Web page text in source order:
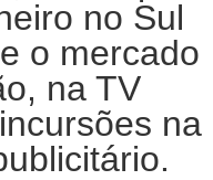
no Sul
o mercado
na TV
na